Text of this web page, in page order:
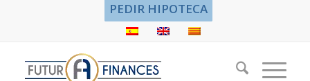
PEDIR HIPOTECA